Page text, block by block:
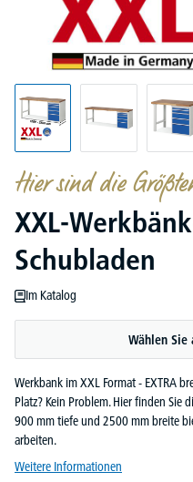
Hier sind die
XXL-
Schubladen
Im Katalog
Wählen Sie
Werkbank im XXL Format - EXTRA
Platz? Kein Problem. Hier finden Sie
900 mm tiefe und 2500 mm breite
arbeiten.
Weitere Informationen